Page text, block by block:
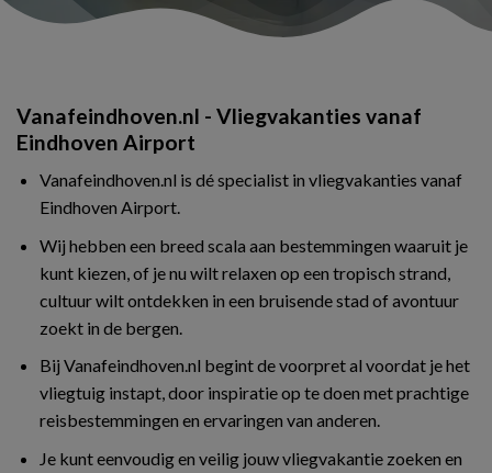
Vanafeindhoven.nl - Vliegvakanties vanaf
Eindhoven Airport
Vanafeindhoven.nl is dé specialist in vliegvakanties vanaf
Eindhoven Airport.
Wij hebben een breed scala aan bestemmingen waaruit je
kunt kiezen, of je nu wilt relaxen op een tropisch strand,
cultuur wilt ontdekken in een bruisende stad of avontuur
zoekt in de bergen.
Bij Vanafeindhoven.nl begint de voorpret al voordat je het
vliegtuig instapt, door inspiratie op te doen met prachtige
reisbestemmingen en ervaringen van anderen.
Je kunt eenvoudig en veilig jouw vliegvakantie zoeken en